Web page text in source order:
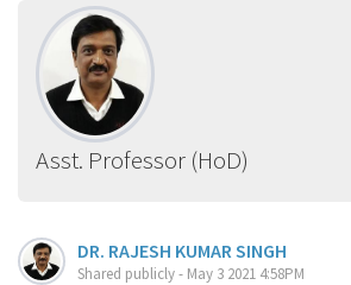
Asst. Professor (HoD)
DR. RAJESH KUMAR SINGH
Shared publicly - May 3 2021 4:58PM